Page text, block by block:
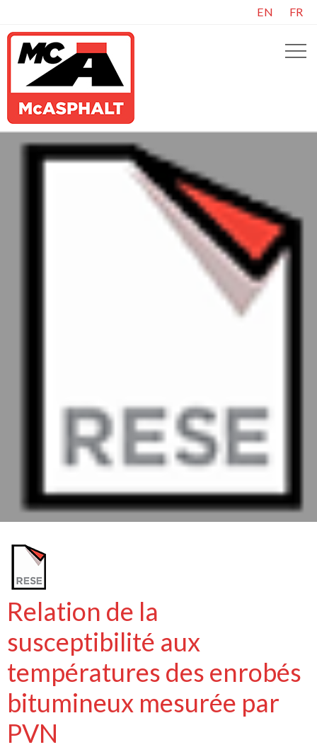
EN FR
Relation de la
susceptibilité aux
températures des enrobés
bitumineux mesurée par
PVN